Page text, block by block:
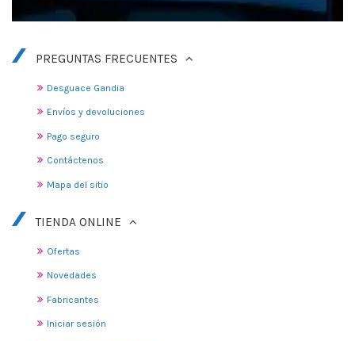
PREGUNTAS FRECUENTES
Desguace Gandia
Envíos y devoluciones
Pago seguro
Contáctenos
Mapa del sitio
TIENDA ONLINE
Ofertas
Novedades
Fabricantes
Iniciar sesión